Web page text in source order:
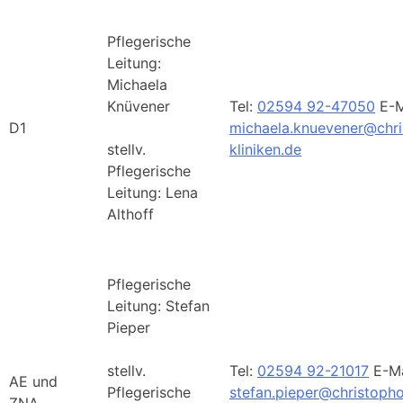
D1
Pflegerische
Leitung:
Michaela
Knüvener
stellv.
Pflegerische
Leitung: Lena
Althoff
Tel: 02594 92-47050 E-
kliniken.de
AE und
Pflegerische
Leitung: Stefan
Pieper
stellv.
Pflegerische
Tel: 02594 92-21017 E-